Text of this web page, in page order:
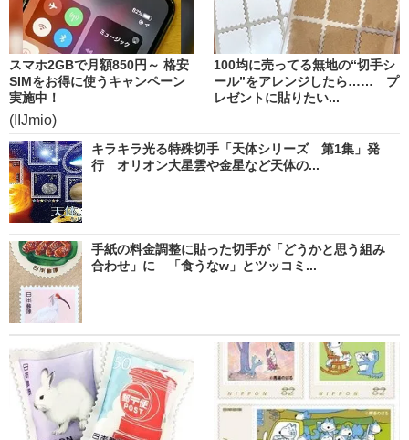
スマホ2GBで月額850円～ 格安
SIMをお得に使うキャンペーン
実施中！
(IIJmio)
100均に売ってる無地の“切手シ
ール”をアレンジしたら…… プ
レゼントに貼りたい...
キラキラ光る特殊切手「天体シリーズ 第1集」発
行 オリオン大星雲や金星など天体の...
手紙の料金調整に貼った切手が「どうかと思う組み
合わせ」に 「食うなw」とツッコミ...